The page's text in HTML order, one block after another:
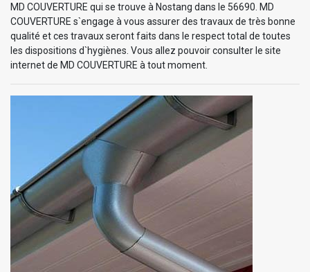
MD COUVERTURE qui se trouve à Nostang dans le 56690. MD
COUVERTURE s`engage à vous assurer des travaux de très bonne
qualité et ces travaux seront faits dans le respect total de toutes
les dispositions d`hygiènes. Vous allez pouvoir consulter le site
internet de MD COUVERTURE à tout moment.